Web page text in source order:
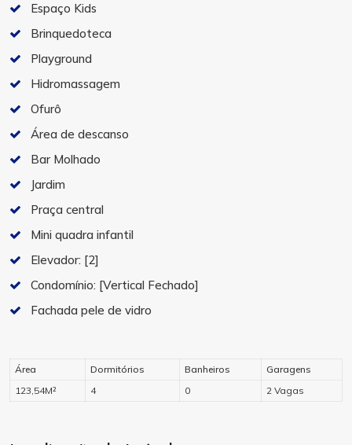
Espaço Kids
Brinquedoteca
Playground
Hidromassagem
Ofurô
Área de descanso
Bar Molhado
Jardim
Praça central
Mini quadra infantil
Elevador: [2]
Condomínio: [Vertical Fechado]
Fachada pele de vidro
Área Dormitórios Banheiros
Garagens
123,54M²
4 0 2 Vagas